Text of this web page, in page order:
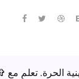
الحرة. تعلم مع